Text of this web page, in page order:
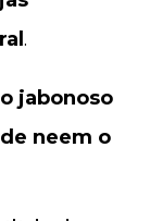
.
jabonoso
neem o